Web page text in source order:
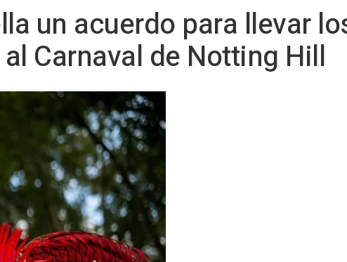
un acuerdo para llevar
Carnaval de Notting Hill